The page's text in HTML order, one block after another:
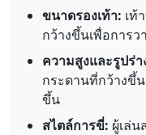
ขนาดรองเท้า: เท้
กว้างขึ้นเพื่อการว
ความสูงและรูปร่า
กระดานที่กว้างขึ้
ขึ้น
สไตล์การขี่: ผู้เล่